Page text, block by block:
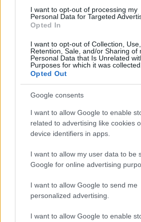
I want to opt-out of processing my
Personal Data for Targeted
Opted In
I want to opt-out of Collection, Use,
Retention, Sale, and/or Sharing of
Personal Data that Is Unrelated
Purposes for which it was collected.
Opted Out
Google consents
I want to allow Google to enable
related to advertising like cookies
device identifiers in apps.
I want to allow my user data to be
Google for online advertising
I want to allow Google to send me
personalized advertising.
I want to allow Google to enable
NECROLOGIE
Mario Malu
Paolo Pinna